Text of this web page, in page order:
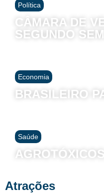
Política
CÂMARA DE
SEGUNDO
Economia
BRASILEIRO
Saúde
Atrações